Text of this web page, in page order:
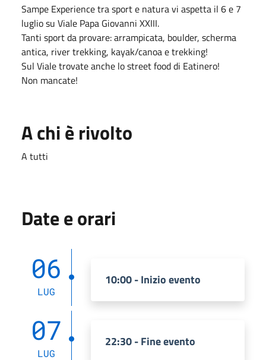
Sampe Experience tra sport e natura vi aspetta il 6 e 7
luglio su Viale Papa Giovanni XXIII.
Tanti sport da provare: arrampicata, boulder, scherma
antica, river trekking, kayak/canoa e trekking!
Sul Viale trovate anche lo street food di Eatinero!
Non mancate!
A chi è rivolto
A tutti
Date e orari
06
LUG
10:00 - Inizio evento
07
LUG
22:30 - Fine evento